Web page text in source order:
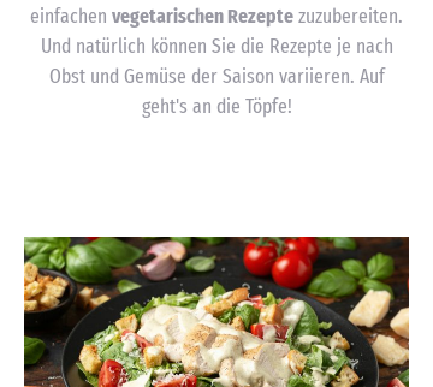
einfachen vegetarischen Rezeptezuzubereiten.
Und natürlich können Sie die Rezepte je nach
Obst und Gemüse der Saison variieren. Auf
geht's an die Töpfe!